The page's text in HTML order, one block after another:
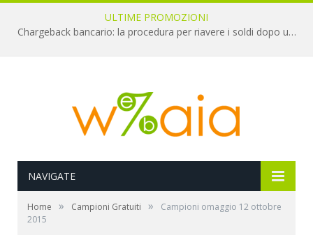
ULTIME PROMOZIONI
Chargeback bancario: la procedura per riavere i soldi dopo una truffa online
NAVIGATE
Home » Campioni Gratuiti »
Campioni omaggio 12 ottobre
2015